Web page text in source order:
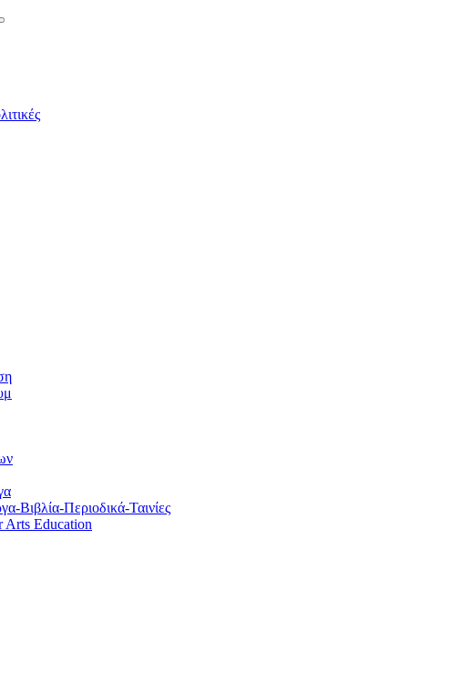
Βιβλία-Περιοδικά-Ταινίες
Arts Education